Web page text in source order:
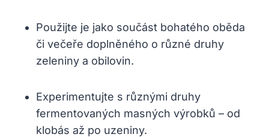
Použijte je ⁤jako součást bohatého oběda
či večeře doplněného o různé druhy
zeleniny a⁤ obilovin.
Experimentujte s různými druhy
fermentovaných masných výrobků – od
klobás ‍až po uzeniny.